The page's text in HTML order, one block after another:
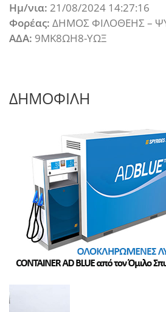
Ημ/νια: 21/08/2024 14:27:16
Φορέας: ΔΗΜΟΣ ΦΙΛΟΘΕΗΣ –
ΑΔΑ: 9ΜΚ8ΩΗ8-ΥΩΞ
ΔΗΜΟΦΙΛΗ